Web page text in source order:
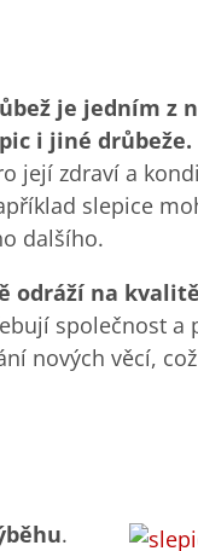
je jedním z
i jiné drůbeže.
její zdraví a
slepice
dalšího.
odráží na
společnost a
nových věcí,
.